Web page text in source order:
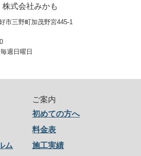
株式会社みかも
市三野町加茂野宮445-1
週日曜日
ム
ご案内
初めての方へ
料金表
施工実績